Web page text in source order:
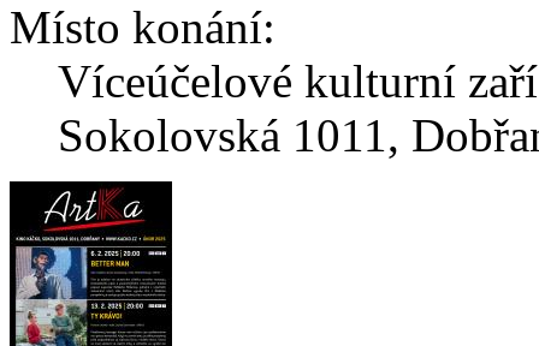
Místo konání:
Víceúčelové kulturní
Sokolovská 1011,